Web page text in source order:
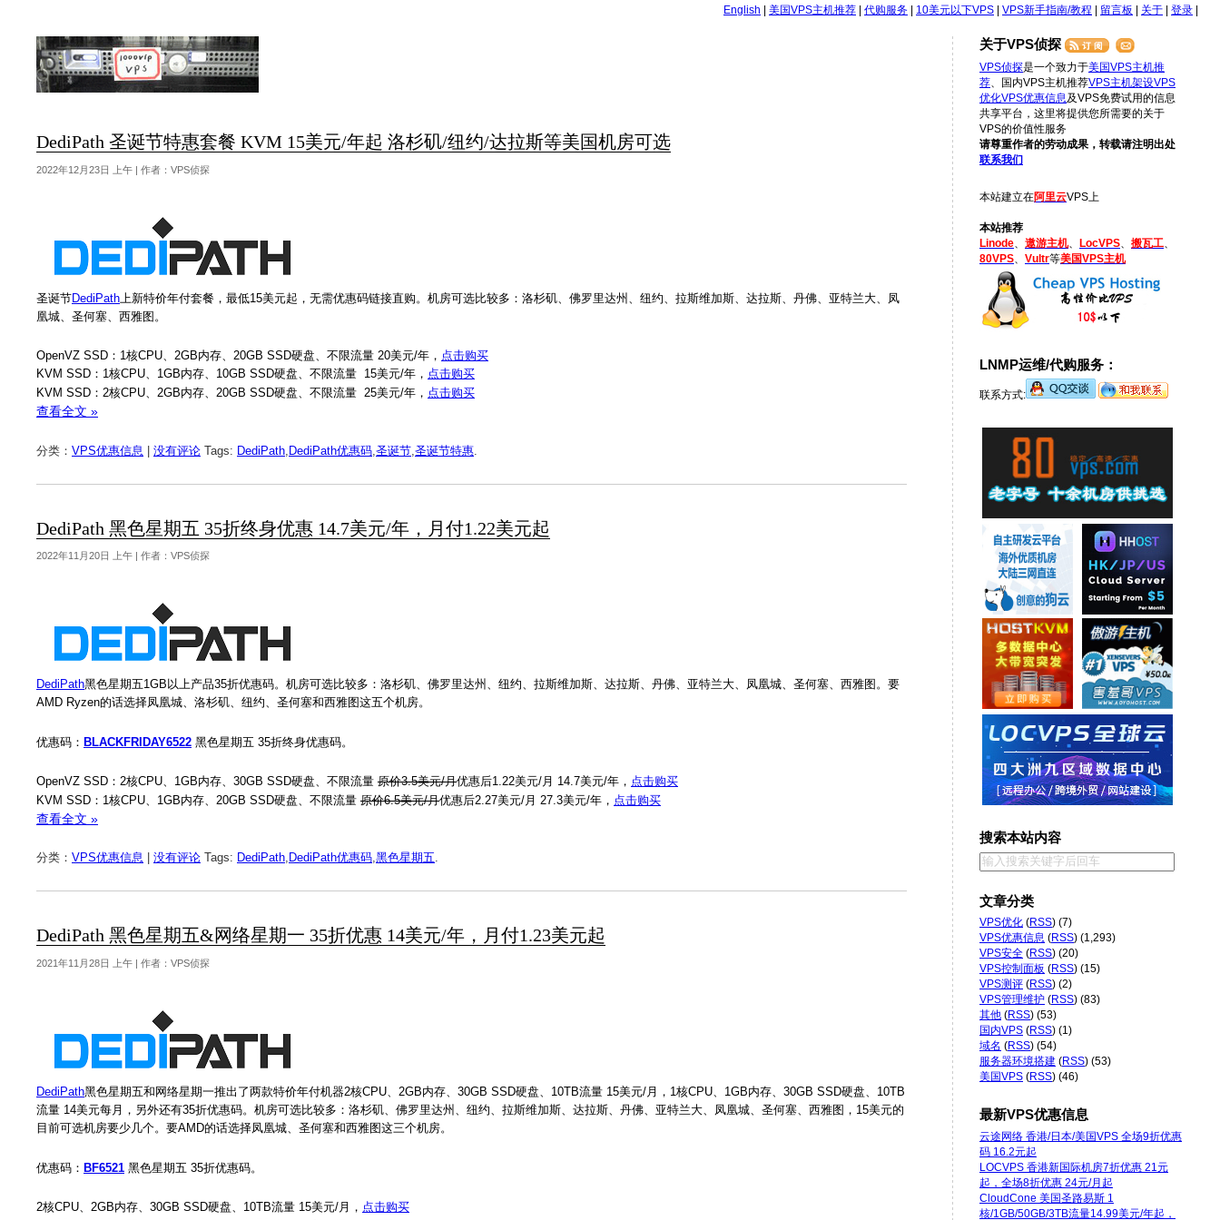
English 美国VPS主机推荐 代购服务 10美元以下VPS VPS新手指南/教程 留言板 关于 登录
DediPath 圣诞节特惠套餐 KVM 15美元/年起 洛杉矶/纽约/达拉斯等美国机房可选
2022年12月23日 上午 | 作者：VPS侦探
圣诞节DediPath 上新特价年付套餐，最低15美元起，无需优惠码链接直购。机房可选比较多：洛杉矶、佛罗里达州、纽约、拉斯维加斯、达拉斯、丹佛、亚特兰大、凤
凰城、圣何塞、西雅图。
OpenVZ SSD：1核CPU、2GB内存、20GB SSD硬盘、不限流量 20美元/年， 点击购买
KVM SSD：1核CPU、1GB内存、10GB SSD硬盘、不限流量 15美元/年， 点击购买
KVM SSD：2核CPU、2GB内存、20GB SSD硬盘、不限流量 25美元/年， 点击购买
查看全文 »
分类： VPS优惠信息 | 没有评论 Tags: DediPath DediPath优惠码 圣诞节 圣诞节特惠
DediPath 黑色星期五 35折终身优惠 14.7美元/年，月付1.22美元起
2022年11月20日 上午 | 作者：VPS侦探
DediPath黑色星期五1GB以上产品35折优惠码。机房可选比较多：洛杉矶、佛罗里达州、纽约、拉斯维加斯、达拉斯、丹佛、亚特兰大、凤凰城、圣何塞、西雅图。要
AMD Ryzen的话选择凤凰城、洛杉矶、纽约、圣何塞和西雅图这五个机房。
优惠码： BLACKFRIDAY6522 黑色星期五 35折终身优惠码。
OpenVZ SSD：2核CPU、1GB内存、30GB SSD硬盘、不限流量 原价3.5美元/月优惠后1.22美元/月 14.7美元/年， 点击购买
KVM SSD：1核CPU、1GB内存、20GB SSD硬盘、不限流量 原价6.5美元/月优惠后2.27美元/月 27.3美元/年， 点击购买
查看全文 »
分类： VPS优惠信息 没有评论 Tags: DediPath, DediPath优惠码,黑色星期五.
DediPath 黑色星期五&网络星期一 35折优惠 14美元/年，月付1.23美元起
2021年11月28日 上午 | 作者：VPS侦探
DediPath黑色星期五和网络星期一推出了两款特价年付机器2核CPU、2GB内存、30GB SSD硬盘、10TB流量 15美元/月，1核CPU、1GB内存、30GB SSD硬盘、10TB
流量 14美元每月，另外还有35折优惠码。机房可选比较多：洛杉矶、佛罗里达州、纽约、拉斯维加斯、达拉斯、丹佛、亚特兰大、凤凰城、圣何塞、西雅图，15美元的
目前可选机房要少几个。要AMD的话选择凤凰城、圣何塞和西雅图这三个机房。
优惠码： BF6521 黑色星期五 35折优惠码。
2核CPU、2GB内存、30GB SSD硬盘、10TB流量 15美元/月， 点击购买
关于VPS侦探
VPS侦探是一个致力于美国VPS主机推
荐 、国内VPS主机推荐VPS主机架设VPS
优化VPS优惠信息 及VPS免费试用的信息
共享平台，这里将提供您所需要的关于
VPS的价值性服务
请尊重作者的劳动成果，转载请注明出处
联系我们
本站建立在阿里云VPS上
本站推荐
Linode
遨游主机、 LocVPS 搬瓦工
80VPS
Vultr等美国VPS主机
LNMP运维/代购服务：
联系方式:
搜索本站内容
文章分类
VPS优化 (RSS) (7)
VPS优惠信息 (RSS) (1,293)
VPS安全 (RSS) (20)
VPS控制面板 (RSS) (15)
VPS测评 (RSS) (2)
VPS管理维护 (RSS) (83)
其他 (RSS) (53)
国内VPS (RSS) (1)
域名 (RSS) (54)
服务器环境搭建 (RSS) (53)
美国VPS (RSS) (46)
最新VPS优惠信息
云途网络 香港/日本/美国VPS 全场9折优惠
码 16.2元起
LOCVPS 香港新国际机房7折优惠 21元
起，全场8折优惠 24元/月起
CloudCone 美国圣路易斯 1
核/1GB/50GB/3TB流量14.99美元/年起，